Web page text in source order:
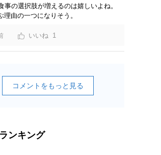
事の選択肢が増えるのは嬉しいよね。
理由の一つになりそう。
1
コメントをもっと見る
ンキング